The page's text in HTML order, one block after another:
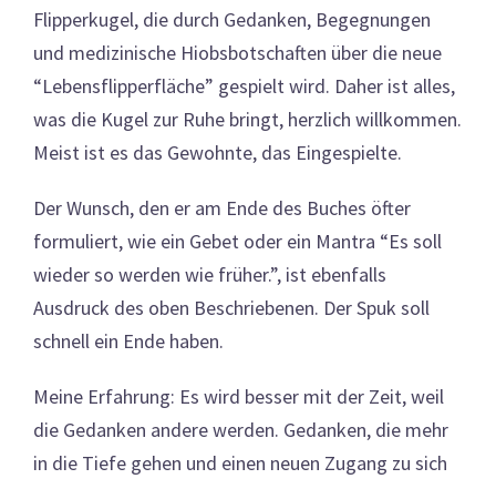
Flipperkugel, die durch Gedanken, Begegnungen
und medizinische Hiobsbotschaften über die neue
“Lebensflipperfläche” gespielt wird. Daher ist alles,
was die Kugel zur Ruhe bringt, herzlich willkommen.
Meist ist es das Gewohnte, das Eingespielte.
Der Wunsch, den er am Ende des Buches öfter
formuliert, wie ein Gebet oder ein Mantra “Es soll
wieder so werden wie früher.”, ist ebenfalls
Ausdruck des oben Beschriebenen. Der Spuk soll
schnell ein Ende haben.
Meine Erfahrung: Es wird besser mit der Zeit, weil
die Gedanken andere werden. Gedanken, die mehr
in die Tiefe gehen und einen neuen Zugang zu sich